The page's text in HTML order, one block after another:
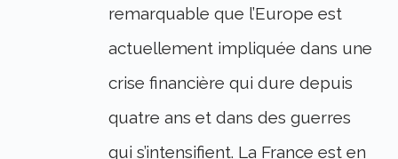
remarquable que l’Europe est
actuellement impliquée dans une
crise financière qui dure depuis
quatre ans et dans des guerres
qui s’intensifient. La France est en